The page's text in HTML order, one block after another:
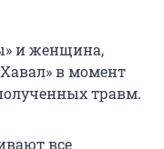
и женщина,
в момент
травм.
все